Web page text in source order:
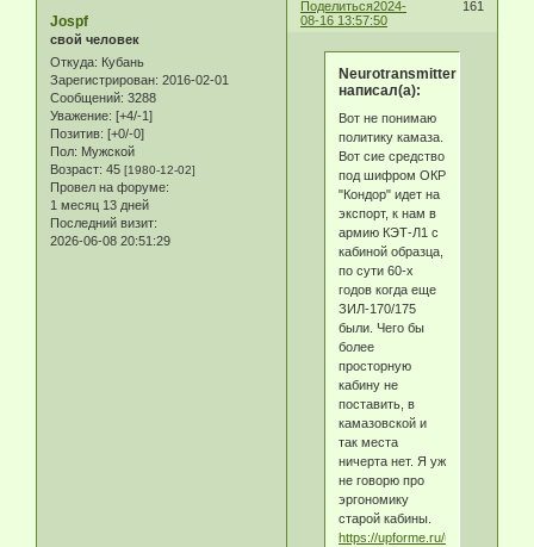
Поделиться 161
2024-
08-16 13:57:50
Jospf
свой человек
Откуда: Кубань
Зарегистрирован: 2016-02-01
Сообщений: 3288
Уважение: [+4/-1]
Позитив: [+0/-0]
Пол: Мужской
Возраст: 45 [1980-12-02]
Провел на форуме:
1 месяц 13 дней
Последний визит:
2026-06-08 20:51:29
Neurotransmitter
написал(а):
Вот не понимаю
политику камаза.
Вот сие средство
под шифром ОКР
"Кондор" идет на
экспорт, к нам в
армию КЭТ-Л1 с
кабиной образца,
по сути 60-х
годов когда еще
ЗИЛ-170/175
были. Чего бы
более
просторную
кабину не
поставить, в
камазовской и
так места
ничерта нет. Я уж
не говорю про
эргономику
старой кабины.
https://upforme.ru/uploads/000a/